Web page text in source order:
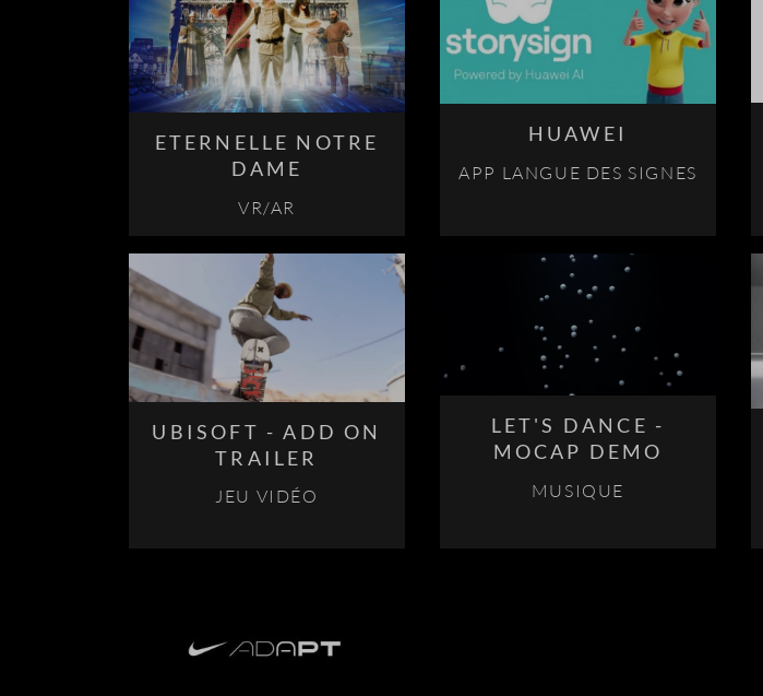
ETERNELLE NOTRE
DAME
VR/AR
HUAWEI
APP LANGUE DES SIGNES
UBISOFT - ADD ON
TRAILER
JEU VIDÉO
LET'S DANCE -
MOCAP DEMO
MUSIQUE